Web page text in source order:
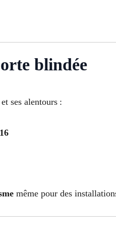
blindée
ses alentours :
même pour des